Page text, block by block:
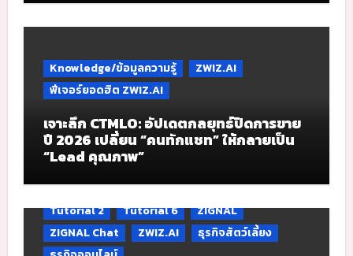
Knowledge/ข้อมูลความรู้
ZWIZ.AI
ฟีเจอร์ยอดฮิต ZWIZ.AI
เจาะลึก CTMLO: อัปเดตกลยุทธ์ปิดการขาย
ปี 2026 เปลี่ยน “คนทักแชท” ให้กลายเป็น
“Lead คุณภาพ”
Tutorial 2 Tutorial 6
ZIGNAL
ZIGNAL Chat
ZWIZ.AI
ธุรกิจสัตว์เลี้ยง